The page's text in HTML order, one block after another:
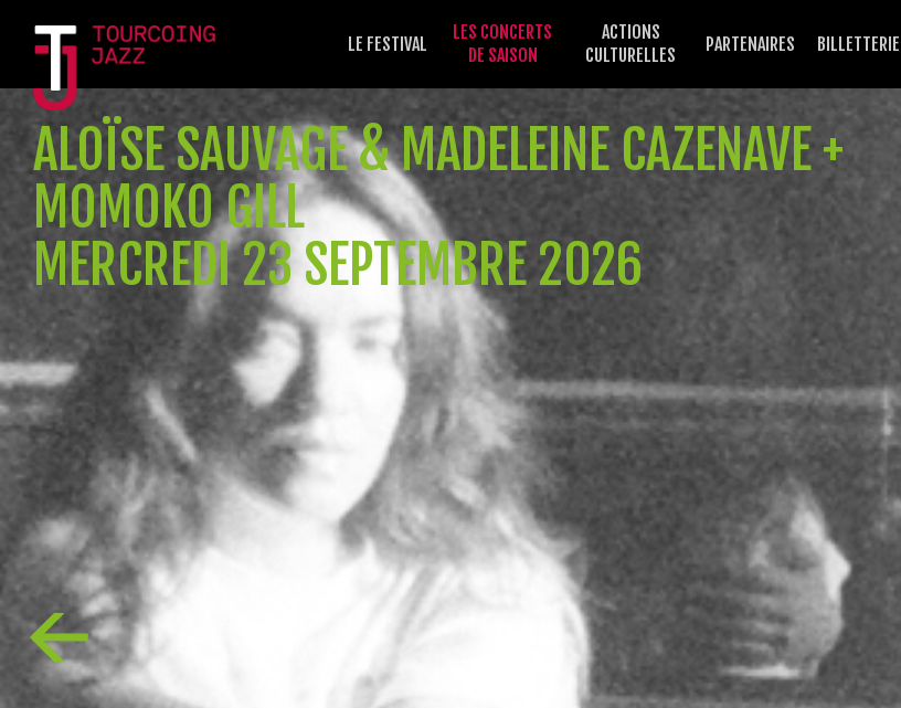
LE FESTIVAL
LES CONCERTS
DE SAISON
ACTIONS
CULTURELLES
PARTENAIRES BILLETTERIE
ALOÏSE SAUVAGE & MADELEINE CAZENAVE +
MOMOKO GILL
MERCREDI 23 SEPTEMBRE 2026